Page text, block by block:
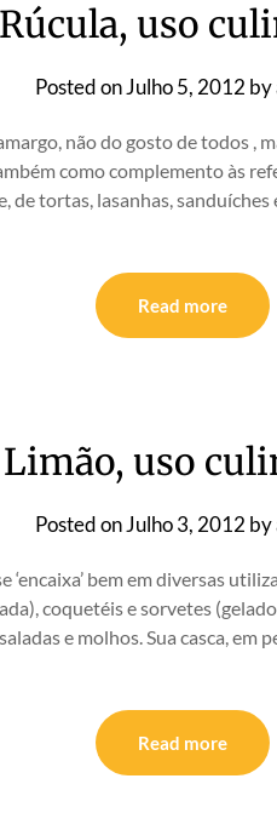
Rúcula, uso
Posted onJulho 5, 2012 by
não do gosto de todos ,
como complemento às
de tortas, lasanhas,
Read more
Limão, uso
Posted onJulho 3, 2012 by
bem em diversas
coquetéis e sorvetes
e molhos. Sua casca,
Read more